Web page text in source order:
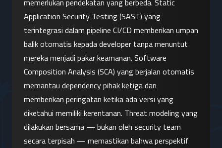
memerlukan pendekatan yang berbeda. Static
Application Security Testing (SAST) yang
terintegrasi dalam pipeline CI/CD memberikan umpan
balik otomatis kepada developer tanpa menuntut
mereka menjadi pakar keamanan. Software
Composition Analysis (SCA) yang berjalan otomatis
memantau dependency pihak ketiga dan
memberikan peringatan ketika ada versi yang
diketahui memiliki kerentanan. Threat modeling yang
dilakukan bersama — bukan oleh security team
secara terpisah — memastikan bahwa perspektif